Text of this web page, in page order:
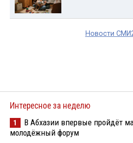
Новости
Интересное за неделю
1
В Абхазии впервые пройдёт
молодёжный форум